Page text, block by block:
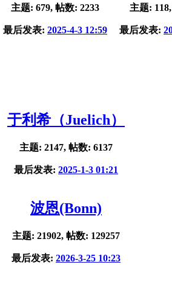
主题: 679, 帖数: 2233
最后发表: 2025-4-3 12:59
主题:
最后发表:
于利希（Juelich）
主题: 2147, 帖数: 6137
最后发表: 2025-1-3 01:21
波恩(Bonn)
主题: 21902, 帖数: 129257
最后发表: 2026-3-25 10:23